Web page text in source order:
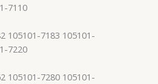
7110
105101-7183 105101-
7220
105101-7280 105101-